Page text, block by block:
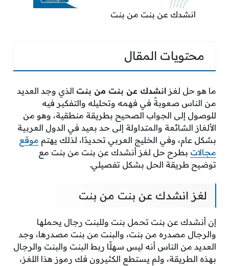
انشدك عن بنت من بنت
محتويات المقال
ما هو حل لغز انشدك عن بنت من بنت الذي وجد العديد
من الناس صعوبةً في فهمه وتحليله والتفكير فيه
للوصول إلى الجواب الصحيح بطريقة منطقية، وهو من
الألغاز الشائعة والمتداولة إلى حد بعيد في الدول العربية
بشكل عام، وفي الخليج العربي تحديدًا، لذلك يهتم موقع
مجالات بطرح حل لغز أنشدك عن بنت من بنت مع
توضيح طريقة الحل بشكل تفصيلي.
لغز انشدك عن بنت من بنت
إن أنشدك عن بنت تحمل بنت وللبنت رجال يحملها
والرجال مصدره من بنت، والبنت من بنت مصدرها، وجد
العديد من الناس أنه ليس سهلًا ربط البنت والبنت والرجال
بهذه الطريقة، ولم يستطع الكثيرون فك رموز هذا اللغز،